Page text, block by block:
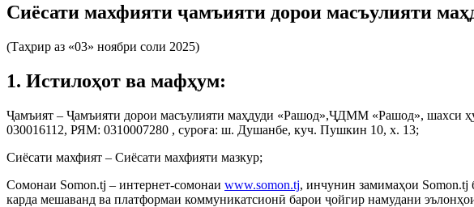
Сиёсати махфияти ҷамъияти дорои масъулияти
(Таҳрир аз «03» ноябри соли 2025)
1. Истилоҳот ва мафҳум:
Ҷамъият – Ҷамъияти дорои масъулияти маҳдуди «Рашод»,ҶДММ «Рашод», шахси
030016112, РЯМ: 0310007280 , суроға: ш. Душанбе, куч. Пушкин 10, х. 13;
Сиёсати махфият – Сиёсати махфияти мазкур;
Сомонаи Somon.tj – интернет-сомонаи www.somon.tj, инчунин замимаҳои Somon.tj
карда мешаванд ва платформаи коммуникатсионӣ барои ҷойгир намудани